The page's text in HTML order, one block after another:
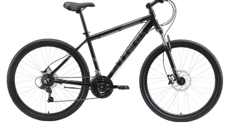
Добавляйте товары
в корзину
Оплачивайте сегодня только
25% картой любого банка